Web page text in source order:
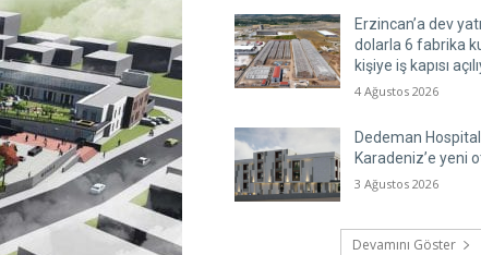
Erzincan’a dev
dolarla 6 fabrika
kişiye iş kapısı
4 Ağustos 2026
Dedeman
Karadeniz’e yeni
3 Ağustos 2026
Devamını Göster